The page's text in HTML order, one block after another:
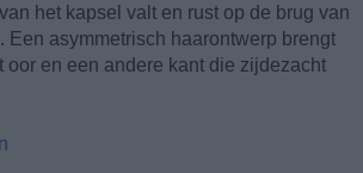
het kapsel valt en rust op de brug van
Een asymmetrisch haarontwerp brengt
oor en een andere kant die zijdezacht